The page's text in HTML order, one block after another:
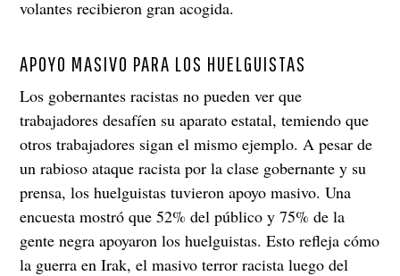
volantes recibieron gran acogida.
APOYO MASIVO PARA LOS HUELGUISTAS
Los gobernantes racistas no pueden ver que
trabajadores desafíen su aparato estatal, temiendo que
otros trabajadores sigan el mismo ejemplo. A pesar de
un rabioso ataque racista por la clase gobernante y su
prensa, los huelguistas tuvieron apoyo masivo. Una
encuesta mostró que 52% del público y 75% de la
gente negra apoyaron los huelguistas. Esto refleja cómo
la guerra en Irak, el masivo terror racista luego del